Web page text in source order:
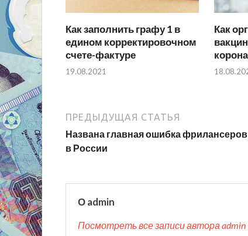
Как заполнить графу 1 в
едином корректировочном
счете-фактуре
19.08.2021
Как
ПРЕДЫДУЩАЯ СТАТЬЯ
Названа главная ошибка фрилансеров
в России
О admin
Посмотреть все записи автора